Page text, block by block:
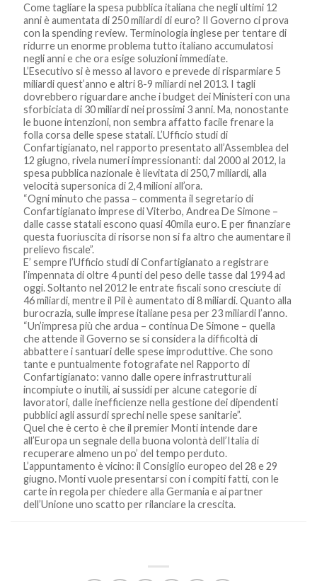
Come tagliare la spesa pubblica italiana che negli ultimi 12
anni è aumentata di 250 miliardi di euro? Il Governo ci prova
con la spending review. Terminologia inglese per tentare di
ridurre un enorme problema tutto italiano accumulatosi
negli anni e che ora esige soluzioni immediate.
L’Esecutivo si è messo al lavoro e prevede di risparmiare 5
miliardi quest’anno e altri 8-9 miliardi nel 2013. I tagli
dovrebbero riguardare anche i budget dei Ministeri con una
sforbiciata di 30 miliardi nei prossimi 3 anni. Ma, nonostante
le buone intenzioni, non sembra affatto facile frenare la
folla corsa delle spese statali. L’Ufficio studi di
Confartigianato, nel rapporto presentato all’Assemblea del
12 giugno, rivela numeri impressionanti: dal 2000 al 2012, la
spesa pubblica nazionale è lievitata di 250,7 miliardi, alla
velocità supersonica di 2,4 milioni all’ora.
“Ogni minuto che passa – commenta il segretario di
Confartigianato imprese di Viterbo, Andrea De Simone –
dalle casse statali escono quasi 40mila euro. E per finanziare
questa fuoriuscita di risorse non si fa altro che aumentare il
prelievo fiscale”.
E’ sempre l’Ufficio studi di Confartigianato a registrare
l’impennata di oltre 4 punti del peso delle tasse dal 1994 ad
oggi. Soltanto nel 2012 le entrate fiscali sono cresciute di
46 miliardi, mentre il Pil è aumentato di 8 miliardi. Quanto alla
burocrazia, sulle imprese italiane pesa per 23 miliardi l’anno.
“Un’impresa più che ardua – continua De Simone – quella
che attende il Governo se si considera la difficoltà di
abbattere i santuari delle spese improduttive. Che sono
tante e puntualmente fotografate nel Rapporto di
Confartigianato: vanno dalle opere infrastrutturali
incompiute o inutili, ai sussidi per alcune categorie di
lavoratori, dalle inefficienze nella gestione dei dipendenti
pubblici agli assurdi sprechi nelle spese sanitarie”.
Quel che è certo è che il premier Monti intende dare
all’Europa un segnale della buona volontà dell’Italia di
recuperare almeno un po’ del tempo perduto.
L’appuntamento è vicino: il Consiglio europeo del 28 e 29
giugno. Monti vuole presentarsi con i compiti fatti, con le
carte in regola per chiedere alla Germania e ai partner
dell’Unione uno scatto per rilanciare la crescita.